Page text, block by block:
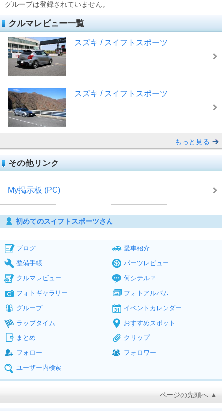
グループは登録されていません。
クルマレビュー一覧
スズキ / スイフトスポーツ
スズキ / スイフトスポーツ
もっと見る
その他リンク
My掲示板 (PC)
初めてのスイフトスポーツさん
ブログ
愛車紹介
整備手帳
パーツレビュー
クルマレビュー
何シテル？
フォトギャラリー
フォトアルバム
グループ
イベントカレンダー
ラップタイム
おすすめスポット
まとめ
クリップ
フォロー
フォロワー
ユーザー内検索
ページの先頭へ ▲